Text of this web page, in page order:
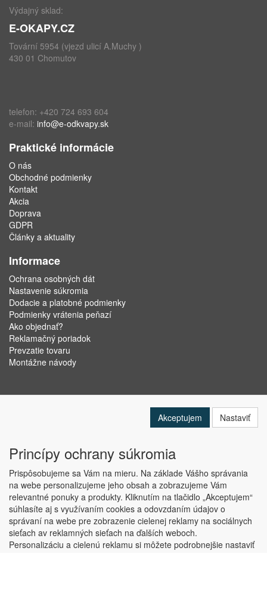
Výdajný sklad:
E-OKAPY.CZ
Tovární 5954 (vjezd ulicí A.Muchy )
430 01 Chomutov
telefon: +420 724 693 604
e-mail: info@e-odkvapy.sk
Praktické informácie
O nás
Obchodné podmienky
Kontakt
Akcia
Doprava
GDPR
Články a aktuality
Informace
Ochrana osobných dát
Nastavenie súkromia
Dodacie a platobné podmienky
Podmienky vrátenia peňazí
Ako objednať?
Reklamačný poriadok
Prevzatie tovaru
Montážne návody
Copyright © ABRA Software a.s. 2019
Akceptujem Nastaviť
Princípy ochrany súkromia
Prispôsobujeme sa Vám na mieru. Na základe Vášho správania
na webe personalizujeme jeho obsah a zobrazujeme Vám
relevantné ponuky a produkty. Kliknutím na tlačidlo „Akceptujem“
súhlasíte aj s využívaním cookies a odovzdaním údajov o
správaní na webe pre zobrazenie cielenej reklamy na sociálnych
sieťach av reklamných sieťach na ďalších weboch.
Personalizáciu a cielenú reklamu si môžete podrobnejšie nastaviť